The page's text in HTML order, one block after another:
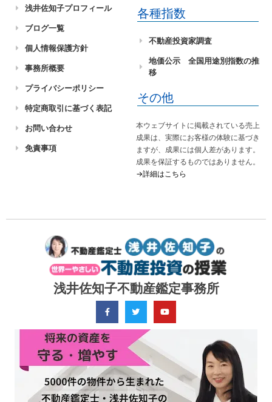
浅井佐知子不動産鑑定事務所
浅井佐知子プロフィール
ブログ一覧
個人情報保護方針
事務所概要
プライバシーポリシー
特定商取引に基づく表記
お問い合わせ
免責事項
各種指数
不動産投資家調査
地価公示 全国用途別指数の推
移
その他
本ウェブサイトに掲載されている売上
成果は、実際にお客様の体験に基づき
ますが、成果には個人差があります。
成果を保証するものではありません。
→詳細はこちら